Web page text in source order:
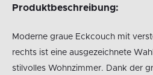
Produktbeschreibung:
Moderne graue Eckcouch mit
rechts ist eine ausgezeichnete
stilvolles Wohnzimmer. Dank der